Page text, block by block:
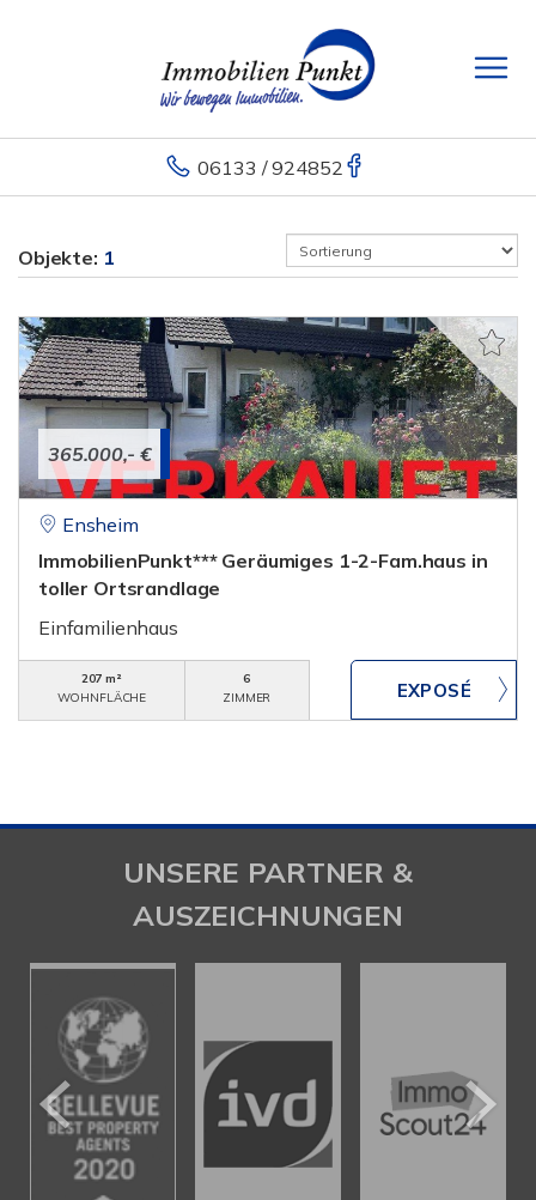
06133 / 924852
Objekte: 1
365.000,- €
Ensheim
ImmobilienPunkt*** Geräumiges 1-2-Fam.haus in
toller Ortsrandlage
Einfamilienhaus
207 m²
WOHNFLÄCHE
6
ZIMMER
UNSERE PARTNER &
AUSZEICHNUNGEN